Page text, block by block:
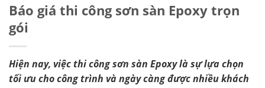
Báo giá thi công sơn sàn Epoxy trọn
gói
Hiện nay, việc thi công sơn sàn Epoxy là sự lựa chọn
tối ưu cho công trình và ngày càng được nhiều khách